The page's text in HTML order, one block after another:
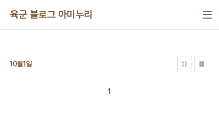
육군 블로그 아미누리
10월1일
1